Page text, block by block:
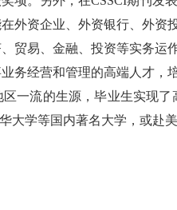
外资企业、外资银行、外资
贸易、金融、投资等实务运
务经营和管理的高端人才
一流的生源，毕业生实现了
大学等国内著名大学，或赴